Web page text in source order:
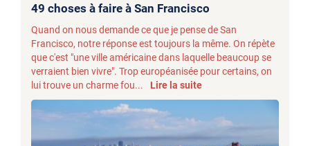
49 choses à faire à San Francisco
Quand on nous demande ce que je pense de San
Francisco, notre réponse est toujours la même. On répète
que c'est "une ville américaine dans laquelle beaucoup se
verraient bien vivre". Trop européanisée pour certains, on
lui trouve un charme fou...
Lire la suite